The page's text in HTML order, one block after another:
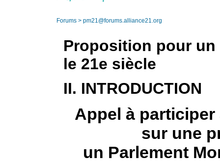
Forums > pm21@forums.alliance21.org
Proposition pour
le 21e siècle
II. INTRODUCTION
Appel à
sur une
un Parlement